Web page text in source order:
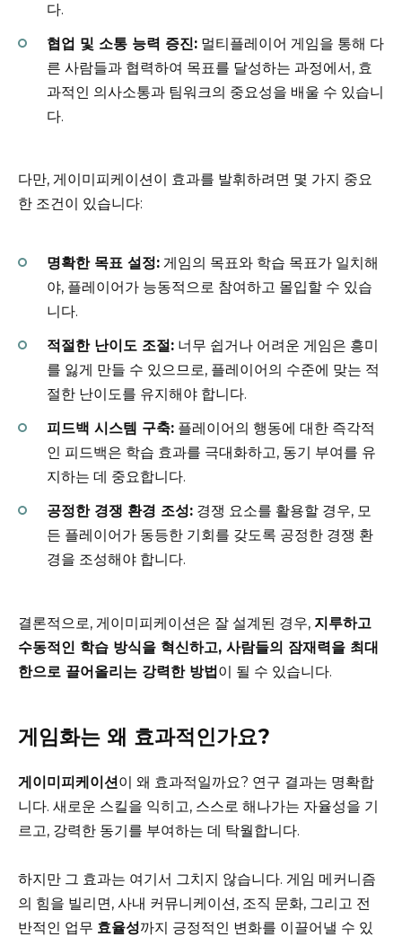
다.
협업 및 소통 능력 증진: 멀티플레이어 게임을 통해 다
른 사람들과 협력하여 목표를 달성하는 과정에서, 효
과적인 의사소통과 팀워크의 중요성을 배울 수 있습니
다.
다만, 게이미피케이션이 효과를 발휘하려면 몇 가지 중요
한 조건이 있습니다:
명확한 목표 설정: 게임의 목표와 학습 목표가 일치해
야, 플레이어가 능동적으로 참여하고 몰입할 수 있습
니다.
적절한 난이도 조절: 너무 쉽거나 어려운 게임은 흥미
를 잃게 만들 수 있으므로, 플레이어의 수준에 맞는 적
절한 난이도를 유지해야 합니다.
피드백 시스템 구축: 플레이어의 행동에 대한 즉각적
인 피드백은 학습 효과를 극대화하고, 동기 부여를 유
지하는 데 중요합니다.
공정한 경쟁 환경 조성: 경쟁 요소를 활용할 경우, 모
든 플레이어가 동등한 기회를 갖도록 공정한 경쟁 환
경을 조성해야 합니다.
결론적으로, 게이미피케이션은 잘 설계된 경우, 지루하고
수동적인 학습 방식을 혁신하고, 사람들의 잠재력을 최대
한으로 끌어올리는 강력한 방법이 될 수 있습니다.
게임화는 왜 효과적인가요?
게이미피케이션이 왜 효과적일까요? 연구 결과는 명확합
니다. 새로운 스킬을 익히고, 스스로 해나가는 자율성을 기
르고, 강력한 동기를 부여하는 데 탁월합니다.
하지만 그 효과는 여기서 그치지 않습니다. 게임 메커니즘
의 힘을 빌리면, 사내 커뮤니케이션, 조직 문화, 그리고 전
반적인 업무 효율성까지 긍정적인 변화를 이끌어낼 수 있